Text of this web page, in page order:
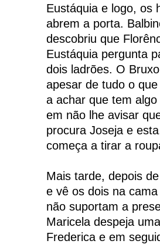
Eustáquia e logo, os
abrem a porta.
descobriu que
Eustáquia pergunta
dois ladrões. O
apesar de tudo o
a achar que tem
em não lhe avisar
procura Joseja e
começa a tirar a
Mais tarde, depois
e vê os dois na
não suportam a
Maricela despeja
Frederica e em